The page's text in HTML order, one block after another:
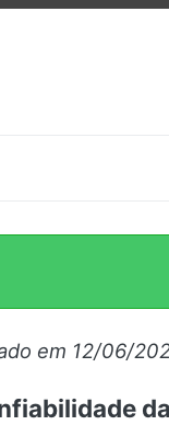
em 12/06/